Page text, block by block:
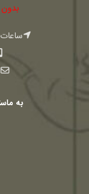
ساعات
به